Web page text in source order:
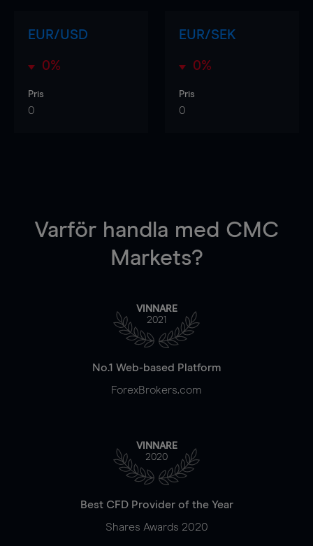
EUR/USD
0%
Pris
0
EUR/SEK
0%
Pris
0
Varför handla med CMC
Markets?
VINNARE
2021
No.1 Web-based Platform
ForexBrokers.com
VINNARE
2020
Best CFD Provider of the Year
Shares Awards 2020